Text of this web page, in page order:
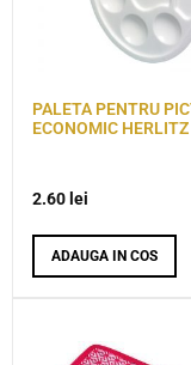
PALETA PENTRU
ECONOMIC HERLITZ
2.60 lei
ADAUGA IN COS